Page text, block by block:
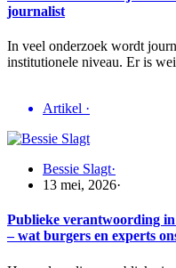
journalist
In veel onderzoek wordt
institutionele niveau. Er is
Artikel ·
Bessie Slagt·
13 mei, 2026·
Publieke verantwoording
– wat burgers en experts